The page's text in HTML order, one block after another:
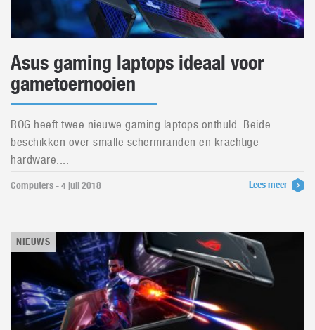
Asus gaming laptops ideaal voor
gametoernooien
ROG heeft twee nieuwe gaming laptops onthuld. Beide
beschikken over smalle schermranden en krachtige
hardware....
Computers - 4 juli 2018 Lees meer
NIEUWS